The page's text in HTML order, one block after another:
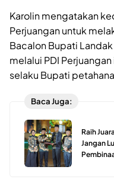
Karolin mengatakan
Perjuangan untuk
Bacalon Bupati
melalui PDI
selaku Bupati
Baca Juga:
Raih
Jangan